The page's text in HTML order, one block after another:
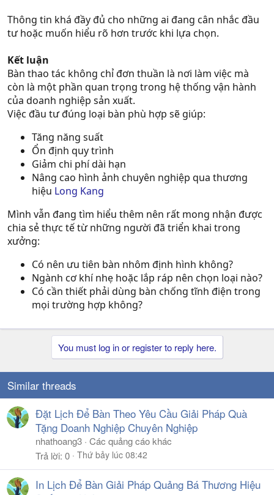
Thông tin khá đầy đủ cho những ai đang cân nhắc đầu
tư hoặc muốn hiểu rõ hơn trước khi lựa chọn.
Kết luận
Bàn thao tác không chỉ đơn thuần là nơi làm việc mà
còn là một phần quan trọng trong hệ thống vận hành
của doanh nghiệp sản xuất.
Việc đầu tư đúng loại bàn phù hợp sẽ giúp:
Tăng năng suất
Ổn định quy trình
Giảm chi phí dài hạn
Nâng cao hình ảnh chuyên nghiệp qua thương
hiệu Long Kang
Mình vẫn đang tìm hiểu thêm nên rất mong nhận được
chia sẻ thực tế từ những người đã triển khai trong
xưởng:
Có nên ưu tiên bàn nhôm định hình không?
Ngành cơ khí nhẹ hoặc lắp ráp nên chọn loại nào?
Có cần thiết phải dùng bàn chống tĩnh điện trong
mọi trường hợp không?
You must log in or register to reply here.
Similar threads
Đặt Lịch Để Bàn Theo Yêu Cầu Giải Pháp Quà
Tặng Doanh Nghiệp Chuyên Nghiệp
nhathoang3 Các quảng cáo khác
Trả lời 0 Thứ bảy lúc 08:42
In Lịch Để Bàn Giải Pháp Quảng Bá Thương Hiệu